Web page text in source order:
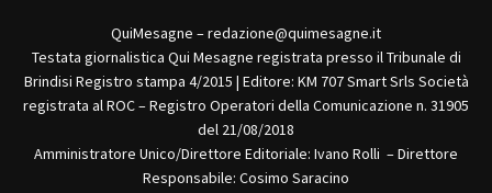
QuiMesagne – redazione@quimesagne.it
Testata giornalistica Qui Mesagne registrata presso il Tribunale di
Brindisi Registro stampa 4/2015 | Editore: KM 707 Smart Srls Società
registrata al ROC – Registro Operatori della Comunicazione n. 31905
del 21/08/2018
Amministratore Unico/Direttore Editoriale: Ivano Rolli – Direttore
Responsabile: Cosimo Saracino